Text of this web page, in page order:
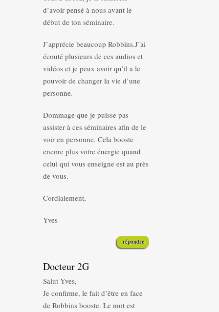
d’avoir pensé à nous avant le
début de ton séminaire.
J’apprécie beaucoup Robbins.J’ai
écouté plusieurs de ces audios et
vidéos et je peux avoir qu’il a le
pouvoir de changer la vie d’une
personne.
Dommage que je puisse pas
assister à ces séminaires afin de le
voir en personne. Cela booste
encore plus votre énergie quand
celui qui vous enseigne est au près
de vous.
Cordialement,
Yves
répondre
Docteur 2G
Salut Yves,
Je confirme, le fait d’être en face
de Robbins booste. Le mot est